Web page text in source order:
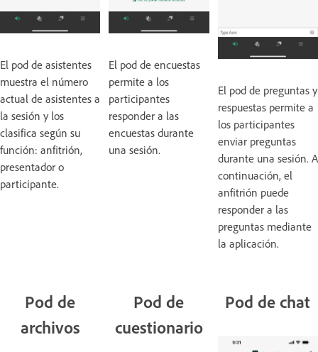
El pod de asistentes
muestra el número
actual de asistentes a
la sesión y los
clasifica según su
función: anfitrión,
presentador o
participante.
El pod de encuestas
permite a los
participantes
responder a las
encuestas durante
una sesión.
El pod de preguntas y
respuestas permite a
los participantes
enviar preguntas
durante una sesión. A
continuación, el
anfitrión puede
responder a las
preguntas mediante
la aplicación.
Pod de
archivos
Pod de
cuestionario
Pod de chat